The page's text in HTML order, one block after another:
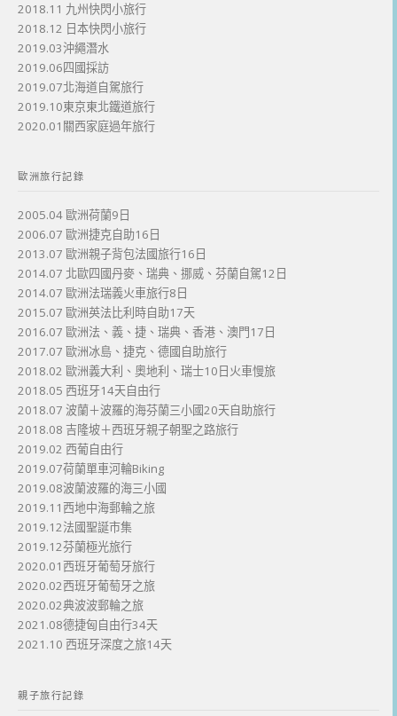
2018.11 九州快閃小旅行
2018.12 日本快閃小旅行
2019.03沖繩潛水
2019.06四國採訪
2019.07北海道自駕旅行
2019.10東京東北鐵道旅行
2020.01關西家庭過年旅行
歐洲旅行記錄
2005.04 歐洲荷蘭9日
2006.07 歐洲捷克自助16日
2013.07 歐洲親子背包法國旅行16日
2014.07 北歐四國丹麥、瑞典、挪威、芬蘭自駕12日
2014.07 歐洲法瑞義火車旅行8日
2015.07 歐洲英法比利時自助17天
2016.07 歐洲法、義、捷、瑞典、香港、澳門17日
2017.07 歐洲冰島、捷克、德國自助旅行
2018.02 歐洲義大利、奧地利、瑞士10日火車慢旅
2018.05 西班牙14天自由行
2018.07 波蘭＋波羅的海芬蘭三小國20天自助旅行
2018.08 吉隆坡＋西班牙親子朝聖之路旅行
2019.02 西葡自由行
2019.07荷蘭單車河輪Biking
2019.08波蘭波羅的海三小國
2019.11西地中海郵輪之旅
2019.12法國聖誕市集
2019.12芬蘭極光旅行
2020.01西班牙葡萄牙旅行
2020.02西班牙葡萄牙之旅
2020.02典波波郵輪之旅
2021.08德捷匈自由行34天
2021.10 西班牙深度之旅14天
親子旅行記錄